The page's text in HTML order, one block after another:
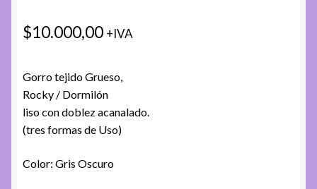
$10.000,00 +IVA
Gorro tejido Grueso,
Rocky / Dormilón
liso con doblez acanalado.
(tres formas de Uso)
Color: Gris Oscuro